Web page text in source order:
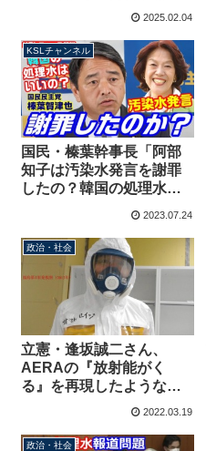
罪、立憲・神谷議員が急
【KSLチャンネル】
2025.02.04
KSLチャンネル
国民・榛葉幹事長「阿部
知子は汚染水発言を謝罪
したの？韓国の処理水放
出には文句を言わない
の？」一部野党議員によ
る風評被害拡大に苦言
2023.07.24
政治・社会
立憲・逢坂誠二さん、
AERAの『放射能がく
る』を再現したような写
真に批判殺到→「この写
さらに炎上が拡大
2022.03.19
政治・社会